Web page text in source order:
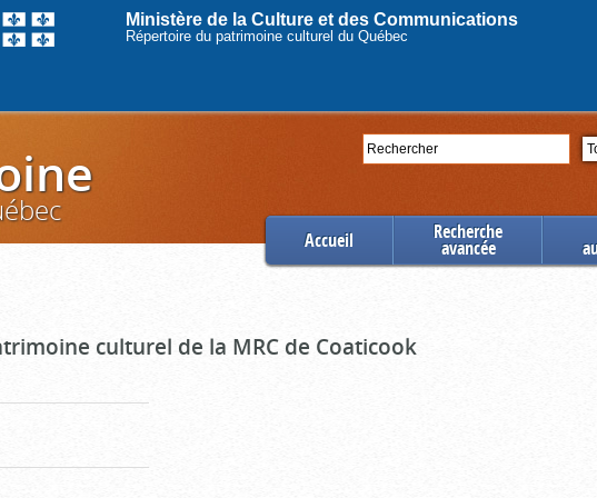
Ministère de la Culture et des Communications
Répertoire du patrimoine culturel du Québec
Rechercher
Accueil Recherche
avancée
culturel de la MRC de Coaticook